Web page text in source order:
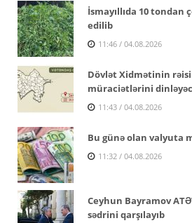
İsmayıllıda 10 tondan
edilib
11:46 / 04.08.2026
Dövlət Xidmətinin
müraciətlərini
11:43 / 04.08.2026
Bu günə olan valyuta
11:32 / 04.08.2026
Ceyhun Bayramov
sədrini qarşılayıb